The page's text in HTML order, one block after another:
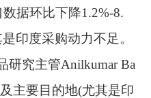
据环比下降1.2%-8.
印度采购动力不足。
究主管Anilkumar Ba
主要目的地(尤其是印